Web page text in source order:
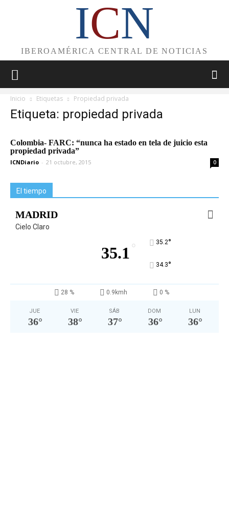
ICN
IBEROAMÉRICA CENTRAL DE NOTICIAS
Inicio Etiquetas Propiedad privada
Etiqueta: propiedad privada
Colombia- FARC: “nunca ha estado en tela de juicio esta
propiedad privada”
ICNDiario - 21 octubre, 2015 0
El tiempo
MADRID
Cielo Claro
35.1 ° 35.2°
34.3°
28 % 0.9kmh 0 %
JUE
36°
VIE
38°
SÁB
37°
DOM
36°
LUN
36°